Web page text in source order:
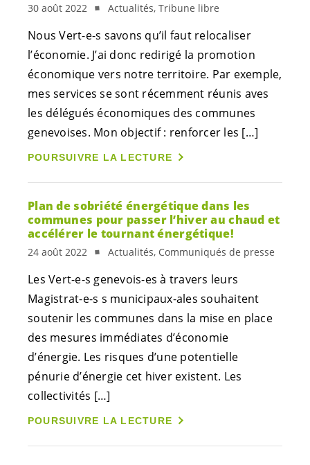
30 août 2022 Actualités, Tribune libre
NousVert-e-s savons qu’il faut relocaliser
l’économie. J’ai donc redirigé la promotion
économique vers notre territoire. Par exemple,
mes services se sont récemment réunis aves
les délégués économiques des communes
genevoises. Mon objectif : renforcer les […]
POURSUIVRE LA LECTURE
Plan de sobriété énergétique dans les
communes pour passer l’hiver au chaud et
accélérer le tournant énergétique!
24 août 2022 Actualités, Communiqués de presse
Les Vert-e-s genevois-es à travers leurs
Magistrat-e-s s municipaux-ales souhaitent
soutenir les communes dans la mise en place
des mesures immédiates d’économie
d’énergie. Les risques d’une potentielle
pénurie d’énergie cet hiver existent. Les
collectivités […]
POURSUIVRE LA LECTURE